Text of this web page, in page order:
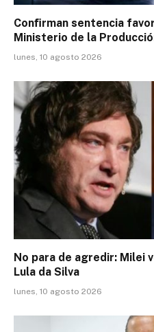
Conﬁrman sentencia
Ministerio de la
lunes, 10 agosto 2026
No para de agredir: Milei
Lula da Silva
lunes, 10 agosto 2026